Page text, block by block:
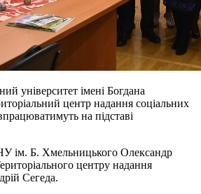
університет імені Богдана
центр надання соціальних
на підставі
ім. Б. Хмельницького Олександр
центру надання
Сегеда.